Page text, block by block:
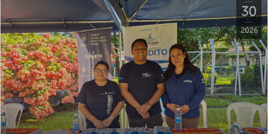
30
2026